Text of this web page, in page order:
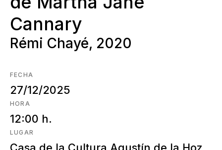
Cannary
Rémi Chayé, 2020
FECHA
27/12/2025
HORA
12:00 h.
LUGAR